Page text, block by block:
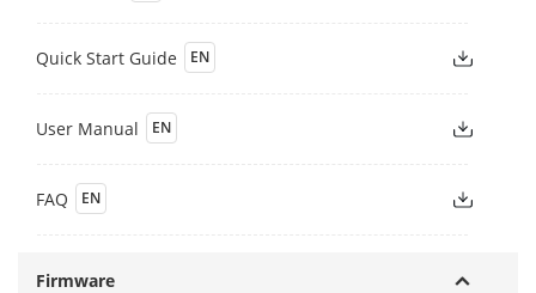
Quick Start Guide EN
User Manual EN
FAQ EN
Firmware